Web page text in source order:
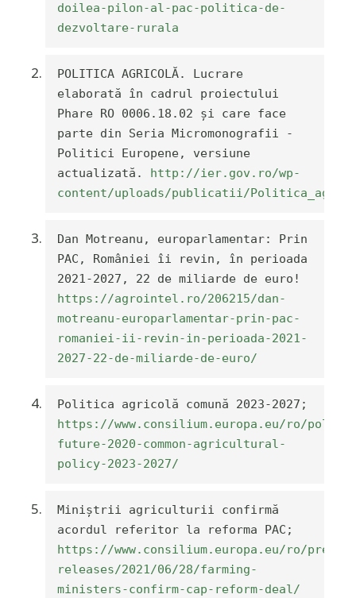
doilea-pilon-al-pac-politica-de-
dezvoltare-rurala
POLITICA AGRICOLĂ. Lucrare
elaborată în cadrul proiectului
Phare RO 0006.18.02 și care face
parte din Seria Micromonografii -
Politici Europene, versiune
actualizată. http://ier.gov.ro/wp-
content/uploads/publicatii/
Dan Motreanu, europarlamentar: Prin
PAC, României îi revin, în perioada
https://agrointel.ro/206215/dan-
motreanu-europarlamentar-prin-pac-
romaniei-ii-revin-in-perioada-2021-
2027-22-de-miliarde-de-euro/
https://www.consilium.europa.eu/ro/
future-2020-common-agricultural-
policy-2023-2027/
Miniștrii agriculturii confirmă
https://www.consilium.europa.eu/ro/press/
releases/2021/06/28/farming-
ministers-confirm-cap-reform-deal/